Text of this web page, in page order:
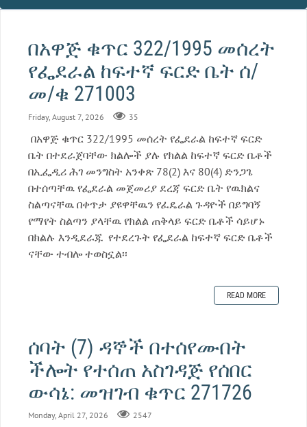
በአዋጅ ቁጥር 322/1995 መሰረት
የፌደራል ከፍተኛ ፍርድ ቤት ሰ/
መ/ቁ 271003
Friday, August 7, 2026 35
በአዋጅ ቁጥር 322/1995 መሰረት የፌደራል ከፍተኛ ፍርድ
ቤት በተደራጀባቸው ክልሎች ያሉ የክልል ከፍተኛ ፍርድ ቤቶች
በኢፌዲሪ ሕገ መንግስት አንቀጽ 78(2) እና 80(4) ድንጋጌ
በተሰጣቸዉ የፌደራል መጀመሪያ ደረጃ ፍርድ ቤት የዉክልና
ስልጣናቸዉ በቀጥታ ያዩዋቸዉን የፈዴራል ጉዳዮች በይግባኝ
የማየት ስልጣን ያላቸዉ የክልል ጠቅላይ ፍርድ ቤቶች ሳይሆኑ
በክልሉ እንዲደራጁ የተደረጉት የፌደራል ከፍተኛ ፍርድ ቤቶች
ናቸው ተብሎ ተወስኗል፡፡
READ MORE
ሰባት (7) ዳኞች በተሰየሙበት
ችሎት የተሰጠ አስገዳጅ የሰበር
ውሳኔ: መዝገብ ቁጥር 271726
Monday, April 27, 2026 2547